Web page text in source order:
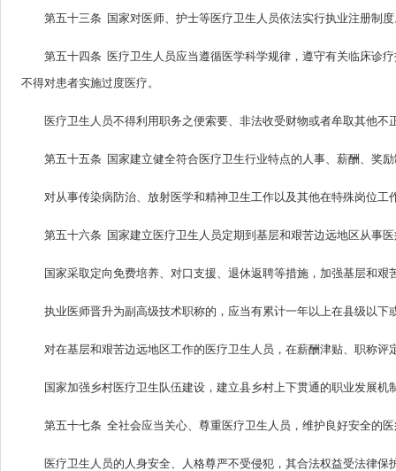
第五十三条 国家对医师、护士等医疗卫生人员依法实行执业注册制
第五十四条 医疗卫生人员应当遵循医学科学规律，遵守有关临床诊
不得对患者实施过度医疗。
医疗卫生人员不得利用职务之便索要、非法收受财物或者牟取其他不
第五十五条 国家建立健全符合医疗卫生行业特点的人事、薪酬、奖
对从事传染病防治、放射医学和精神卫生工作以及其他在特殊岗位
第五十六条 国家建立医疗卫生人员定期到基层和艰苦边远地区从事
国家采取定向免费培养、对口支援、退休返聘等措施，加强基层和艰
执业医师晋升为副高级技术职称的，应当有累计一年以上在县级以
对在基层和艰苦边远地区工作的医疗卫生人员，在薪酬津贴、职称
国家加强乡村医疗卫生队伍建设，建立县乡村上下贯通的职业发展
第五十七条 全社会应当关心、尊重医疗卫生人员，维护良好安全的
医疗卫生人员的人身安全、人格尊严不受侵犯，其合法权益受法律